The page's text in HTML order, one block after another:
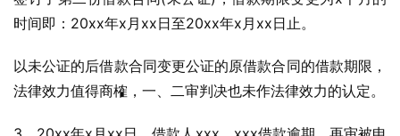
时间即：20xx年x月xx日至20xx年x月xx日止。
以未公证的后借款合同变更公证的原借款合同的借款期限，
法律效力值得商榷，一、二审判决也未作法律效力的认定。